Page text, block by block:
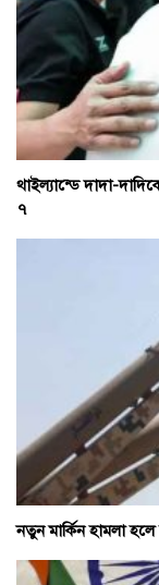
থাইল্যান্ডে দাদা-
৭
নতুন মার্কিন হামলা